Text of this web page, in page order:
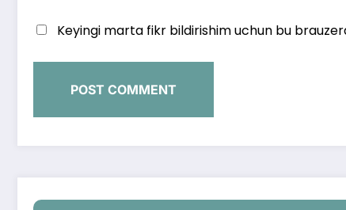
Keyingi marta fikr bildirishim uchun bu